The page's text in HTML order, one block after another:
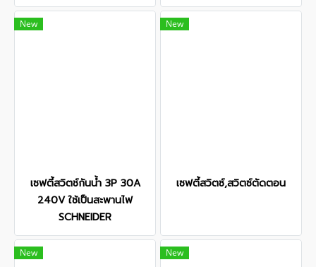
New
เซฟตี้สวิตช์กันน้ำ 3P 30A
240V ใช้เป็นสะพานไฟ
SCHNEIDER
New
เซฟตี้สวิตซ์,สวิตซ์ตัดตอน
New New